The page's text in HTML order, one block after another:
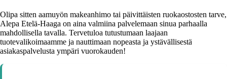
Olipa sitten aamuyön makeanhimo tai päivittäisten ruokaostosten tarve,
Alepa Etelä-Haaga on aina valmiina palvelemaan sinua parhaalla
mahdollisella tavalla. Tervetuloa tutustumaan laajaan
tuotevalikoimaamme ja nauttimaan nopeasta ja ystävällisestä
asiakaspalvelusta ympäri vuorokauden!